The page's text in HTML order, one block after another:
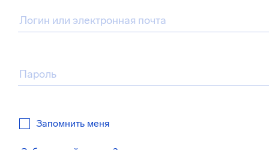
Запомнить меня